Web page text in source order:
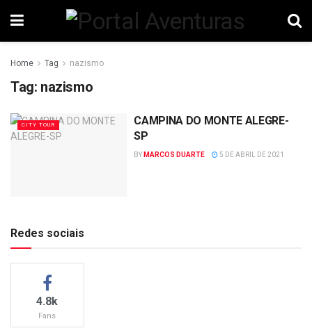
Home Tag nazismo
Tag: nazismo
CITY TOUR
CAMPINA DO MONTE ALEGRE-
SP
BY MARCOS DUARTE 5 DE ABRIL DE 2021
Redes sociais
4.8k
Fans